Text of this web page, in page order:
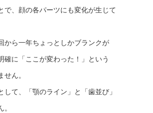
で、顔の各パーツにも変化が生じて
から一年ちょっとしかブランクが
確に「ここが変わった！」という
ん。
して、「顎のライン」と「歯並び」